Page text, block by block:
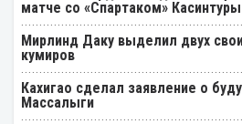
матче со «Спартаком» Касинтуры
Мирлинд Даку выделил двух
кумиров
Кахигао сделал заявление о
Массалыги